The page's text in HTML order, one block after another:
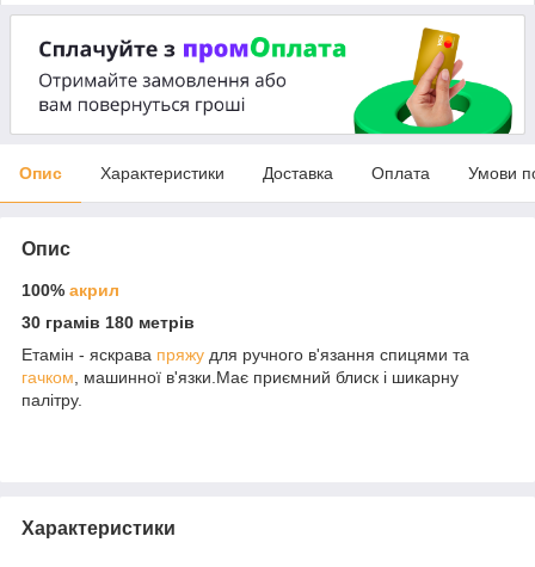
Опис Характеристики Доставка Оплата Умови
Опис
100% акрил
30 грамів 180 метрів
Етамін - яскрава пряжу для ручного в'язання спицями та
гачком, машинної в'язки.Має приємний блиск і шикарну
палітру.
Характеристики